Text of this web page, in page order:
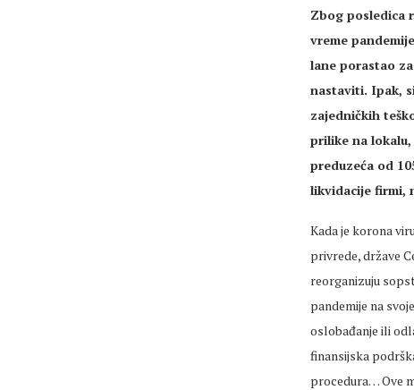
Zbog posledica
vreme
lane porastao
nastaviti. Ipak,
zajedničkih
prilike na
preduzeća od
likvidacije firmi,
Kada je korona
privrede, države
reorganizuju
pandemije na
oslobađanje ili
finansijska
procedura… Ove